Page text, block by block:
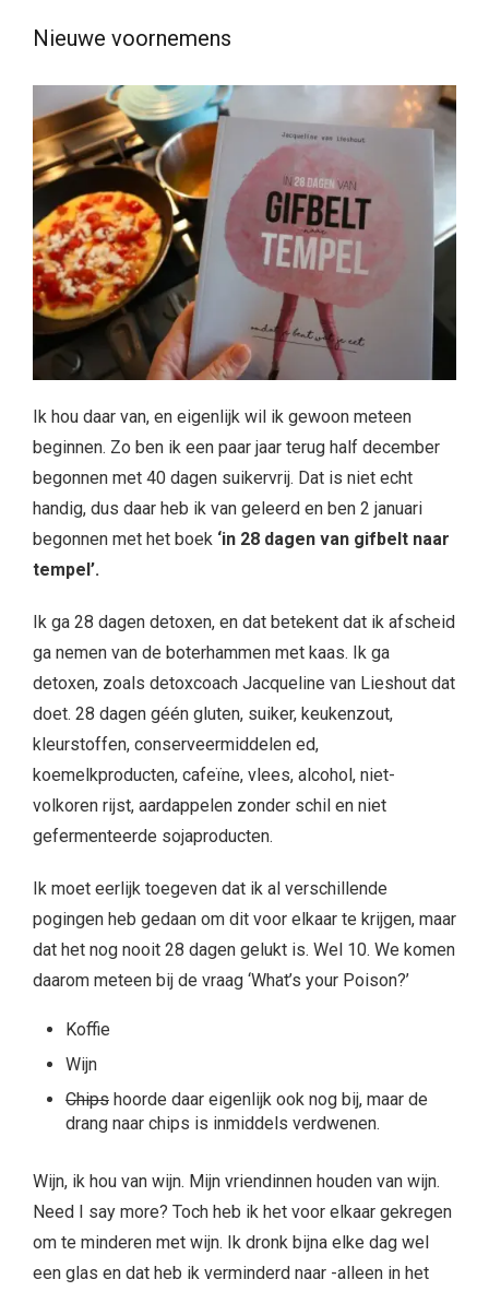
Nieuwe voornemens
Ik hou daar van, en eigenlijk wil ik gewoon meteen
beginnen. Zo ben ik een paar jaar terug half december
begonnen met 40 dagen suikervrij. Dat is niet echt
handig, dus daar heb ik van geleerd en ben 2 januari
begonnen met het boek ‘in 28 dagen van gifbelt naar
tempel’.
Ik ga 28 dagen detoxen, en dat betekent dat ik afscheid
ga nemen van de boterhammen met kaas. Ik ga
detoxen, zoals detoxcoach Jacqueline van Lieshout dat
doet. 28 dagen géén gluten, suiker, keukenzout,
kleurstoffen, conserveermiddelen ed,
koemelkproducten, cafeïne, vlees, alcohol, niet-
volkoren rijst, aardappelen zonder schil en niet
gefermenteerde sojaproducten.
Ik moet eerlijk toegeven dat ik al verschillende
pogingen heb gedaan om dit voor elkaar te krijgen, maar
dat het nog nooit 28 dagen gelukt is. Wel 10. We komen
daarom meteen bij de vraag ‘What’s your Poison?’
Koffie
Wijn
Chips hoorde daar eigenlijk ook nog bij, maar de
drang naar chips is inmiddels verdwenen.
Wijn, ik hou van wijn. Mijn vriendinnen houden van wijn.
Need I say more? Toch heb ik het voor elkaar gekregen
om te minderen met wijn. Ik dronk bijna elke dag wel
een glas en dat heb ik verminderd naar -alleen in het